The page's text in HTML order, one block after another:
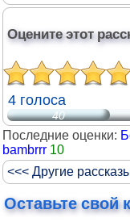
Оцените этот
4 голоса
40
Последние оценки:
bambrrr 10
<<< Другие
Оставьте свой